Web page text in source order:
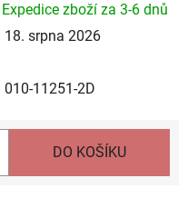
Expedice zboží za 3-6 dnů
18. srpna 2026
010-11251-2D
DO KOŠÍKU